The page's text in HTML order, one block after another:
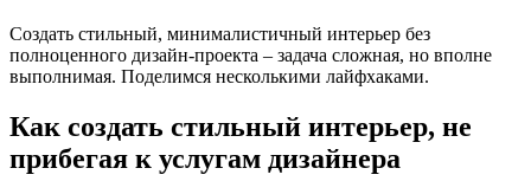
Создать стильный, минималистичный интерьер без
полноценного дизайн-проекта – задача сложная, но вполне
выполнимая. Поделимся несколькими лайфхаками.
Как создать стильный интерьер, не
прибегая к услугам дизайнера